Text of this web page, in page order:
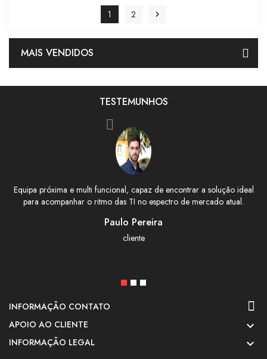
1
2 
MAIS VENDIDOS
TESTEMUNHOS
Equipa próxima e multi funcional, capaz de encontrar a solução ideal
para acompanhar o ritmo das TI no espectro de mercado atual.
Paulo Pereira
cliente
INFORMAÇÃO CONTATO
APOIO AO CLIENTE

INFORMAÇÃO LEGAL 